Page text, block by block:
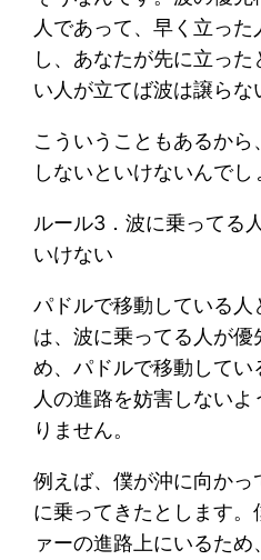
人であって、早く立っ
し、あなたが先に立っ
い人が立てば波は譲らな
こういうこともあるか
しないといけないんでし
ルール3．波に乗ってる
いけない
パドルで移動している
は、波に乗ってる人が優
め、パドルで移動してい
人の進路を妨害しない
りません。
例えば、僕が沖に向か
に乗ってきたとします
ァーの進路上にいるた